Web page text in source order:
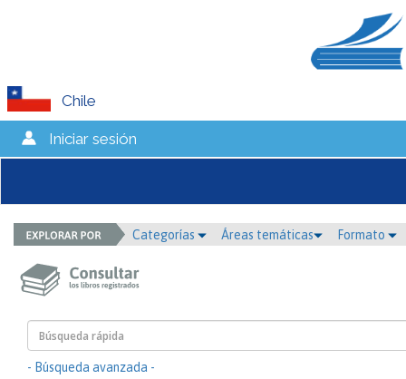
Chile
Iniciar sesión
Categorías Áreas temáticas Formato
- Búsqueda avanzada -